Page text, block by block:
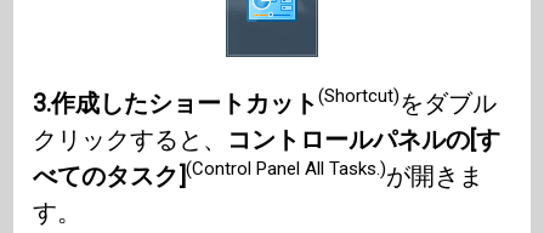
3.作成したショートカット(Shortcut)をダブル
クリックすると、
コントロールパネルの[す
べてのタスク](Control Panel All Tasks.)が開きま
す。